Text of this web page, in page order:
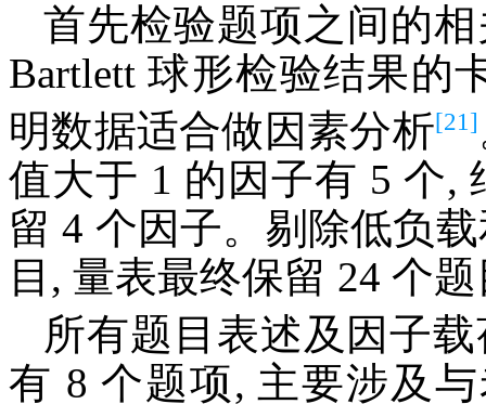
首先检验题项之间的
Bartlett 球形检验结果的
明数据适合做因素分析[21]
值大于 1 的因子有 5 个,
留 4 个因子。剔除低负
目, 量表最终保留 24 个
所有题目表述及因子
有 8 个题项, 主要涉及